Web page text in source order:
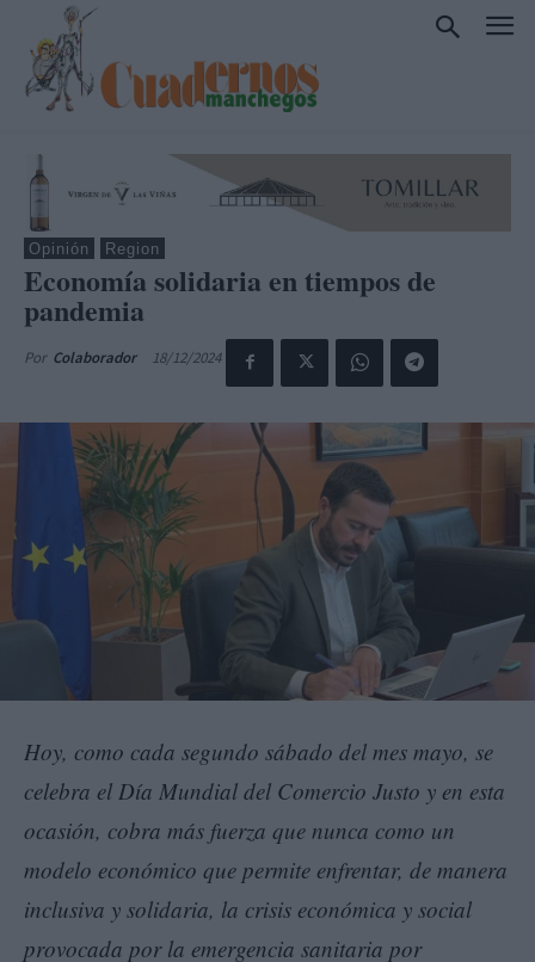
Opinión Region
Economía solidaria en tiempos de
pandemia
Por Colaborador 18/12/2024
Hoy, como cada segundo sábado del mes mayo, se
celebra el Día Mundial del Comercio Justo y en esta
ocasión, cobra más fuerza que nunca como un
modelo económico que permite enfrentar, de manera
inclusiva y solidaria, la crisis económica y social
provocada por la emergencia sanitaria por